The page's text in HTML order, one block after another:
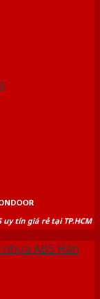
tín giá rẻ tại TP.HCM
nhựa ABS Hàn